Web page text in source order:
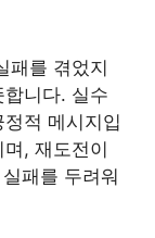
패를 겪었지
니다. 실수
적 메시지입
, 재도전이
패를 두려워